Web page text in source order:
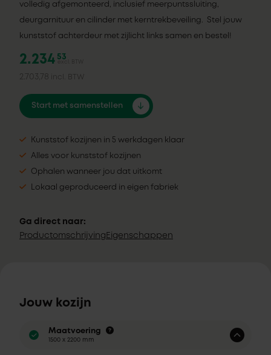
volledig afgemonteerd, inclusief meerpuntssluiting,
deurgarnituur en cilinder met kerntrekbeveiling. Stel jouw
kunststof achterdeur met zijlicht links samen en bestel!
2.234 53
excl. BTW
2.703,78 incl. BTW
Start met samenstellen
Kunststof kozijnen in 5 werkdagen klaar
Alles voor kunststof kozijnen
Ophalen wanneer jou dat uitkomt
Lokaal geproduceerd in eigen fabriek
Ga direct naar:
Productomschrijving Eigenschappen
Jouw kozijn
Maatvoering
1500 x 2200 mm